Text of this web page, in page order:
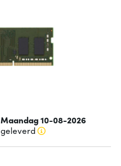
Maandag 10-08-2026
geleverd